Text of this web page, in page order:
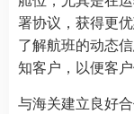
署协议，获得更
了解航班的动态
知客户，以便客
与海关建立良好